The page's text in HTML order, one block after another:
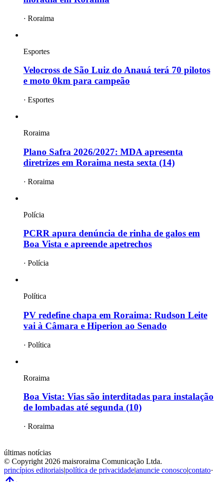
· Roraima
Esportes
Velocross de São Luiz do Anauá terá 70 pilotos
e moto 0km para campeão
· Esportes
Roraima
Plano Safra 2026/2027: MDA apresenta
diretrizes em Roraima nesta sexta (14)
· Roraima
Polícia
PCRR apura denúncia de rinha de galos em
Boa Vista e apreende apetrechos
· Polícia
Política
PV redefine chapa em Roraima: Rudson Leite
vai à Câmara e Hiperion ao Senado
· Política
Roraima
Boa Vista: Vias são interditadas para instalação
de lombadas até segunda (10)
· Roraima
últimas notícias
© Copyright 2026 maisroraima Comunicação Ltda.
princípios editoriais|política de privacidade|anuncie conosco|contato·